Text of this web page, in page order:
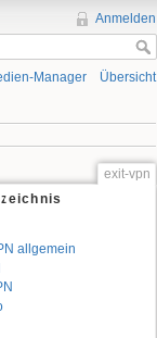
Anmelden
Manager Übersicht
exit-vpn
allgemein